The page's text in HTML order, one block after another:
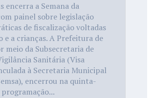
encerra a Semana da
painel sobre legislação
de fiscalização voltadas
e a crianças. A Prefeitura de
meio da Subsecretaria de
Sanitária (Visa
à Secretaria Municipal
encerrou na quinta-